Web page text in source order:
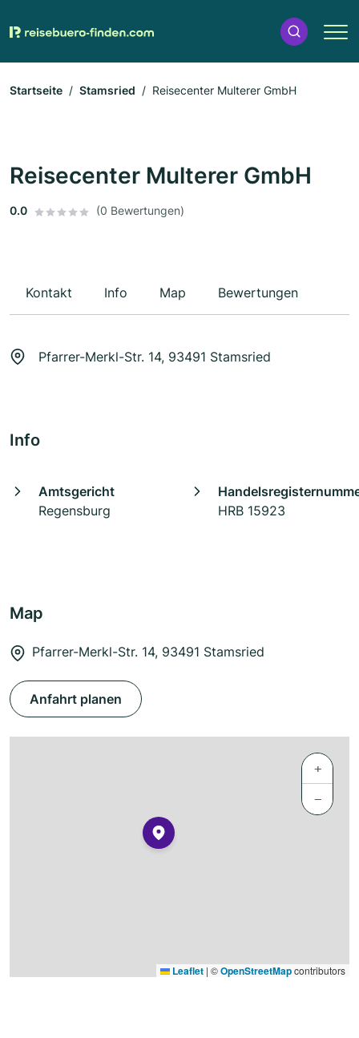
Startseite Stamsried Reisecenter Multerer GmbH
Reisecenter Multerer GmbH
0.0 (0 Bewertungen)
Kontakt Info Map Bewertungen
Pfarrer-Merkl-Str. 14, 93491 Stamsried
Info
Amtsgericht
Regensburg
HRB 15923
Map
Pfarrer-Merkl-Str. 14, 93491 Stamsried
Anfahrt planen
+
−
Leaflet | ©OpenStreetMapcontributors